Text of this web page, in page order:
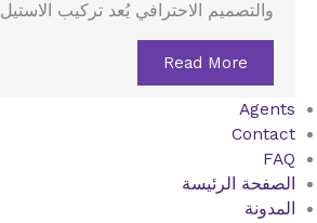
والتصميم الاحترافي يُعد تركيب
Read More
Agents
Contact
FAQ
الصفحة الرئيسة
المدونة